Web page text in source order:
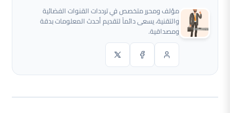
مؤلف ومحرر متخصص في ترددات القنوات الفضائية
والتقنية، يسعى دائماً لتقديم أحدث المعلومات بدقة
ومصداقية.